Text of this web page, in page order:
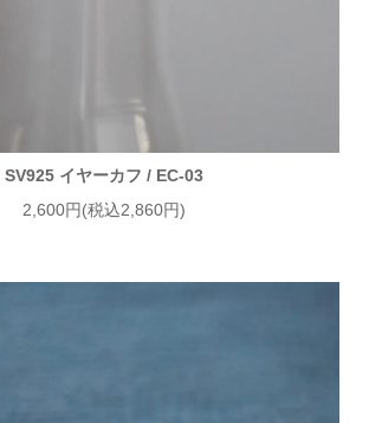
SV925 イヤーカフ / EC-03
2,600円(税込2,860円)